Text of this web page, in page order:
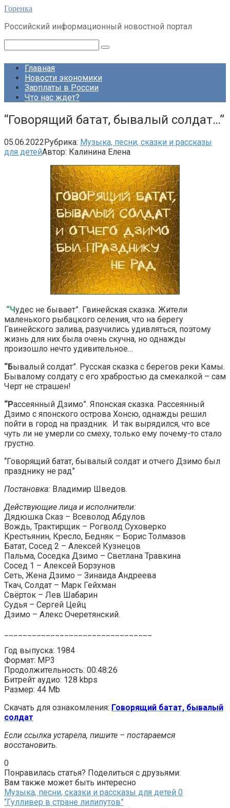
Перейти
контенту
Горенка
Российский информационный новостной портал
Главная
Новости экономики
Зарплаты в России
Что нас ждет?
“Говорящий батат, бывалый солдат…”
05.06.2022Рубрика: Музыка, песни, сказки и рассказы
для детейАвтор: Калинина Елена
“Чудес не бывает”. Гвинейская сказка. Жители
маленького рыбацкого селения, что на берегу
Гвинейского залива, разучились удивляться, поэтому
жизнь для них была очень скучна, но однажды
произошло нечто удивительное…
“Бывалый солдат”. Русская сказка с берегов реки Камы.
Бывалому солдату с его храбростью да смекалкой – сам
Черт не страшен!
“Рассеянный Дзимо”. Японская сказка. Рассеянный
Дзимо с японского острова Хонсю, однажды решил
пойти в город на праздник. И так вырядился, что все
чуть ли не умерли со смеху, только ему почему-то стало
грустно.
“Говорящий батат, бывалый солдат и отчего Дзимо был
празднику не рад”
Постановка: Владимир Шведов.
Действующие лица и исполнители:
Дядюшка Сказ – Всеволод Абдулов
Вождь, Трактирщик – Рогволд Суховерко
Крестьянин, Кресло, Бедняк – Борис Толмазов
Батат, Сосед 2 – Алексей Кузнецов
Пальма, Соседка Дзимо – Светлана Травкина
Сосед 1 – Алексей Борзунов
Сеть, Жена Дзимо – Зинаида Андреева
Ткач, Солдат – Марк Гейхман
Свёрток – Лев Шабарин
Судья – Сергей Цейц
Дзимо – Алекс Очеретянский.
Год выпуска: 1984
Формат: MP3
Продолжительность: 00:48:26
Битрейт аудио: 128 kbps
Размер: 44 Mb
Скачать для ознакомления: Говорящий батат, бывалый
солдат
Если ссылка устарела, пишите – постараемся
восстановить.
0
Понравилась статья? Поделиться с друзьями:
Вам также может быть интересно
Музыка, песни, сказки и рассказы для детей 0
“Гулливер в стране лилипутов”